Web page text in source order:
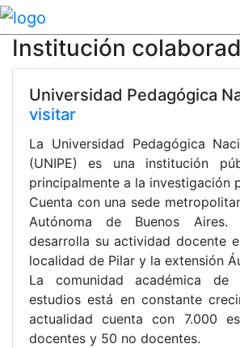
Institución
Universidad Pedagógica
visitar
La Universidad Pedagógica
(UNIPE) es una institución
principalmente a la investigación
Cuenta con una sede
Autónoma de Buenos Aires.
desarrolla su actividad docente
localidad de Pilar y la extensión
La comunidad académica
estudios está en constante
actualidad cuenta con 7.000
docentes y 50 no docentes.